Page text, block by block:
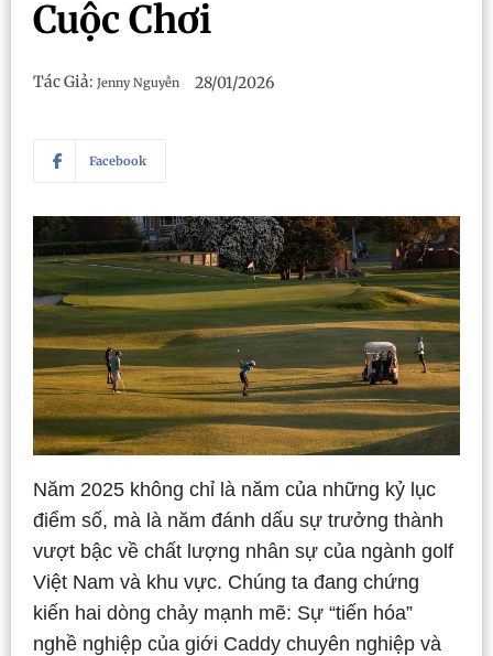
Cuộc Chơi
Tác Giả: Jenny Nguyễn 28/01/2026
Facebook
Năm 2025 không chỉ là năm của những kỷ lục
điểm số, mà là năm đánh dấu sự trưởng thành
vượt bậc về chất lượng nhân sự của ngành golf
Việt Nam và khu vực. Chúng ta đang chứng
kiến hai dòng chảy mạnh mẽ: Sự “tiến hóa”
nghề nghiệp của giới Caddy chuyên nghiệp và